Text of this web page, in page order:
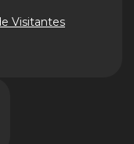
Visitantes